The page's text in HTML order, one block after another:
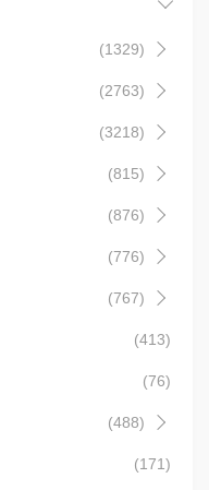
(1329)
(2763)
(3218)
(815)
(876)
(776)
(767)
(413)
(76)
(488)
(171)